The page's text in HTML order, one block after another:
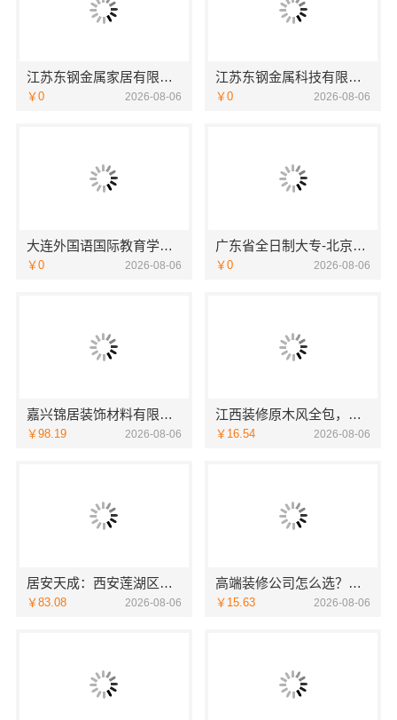
江苏东钢金属家居有限公司别墅蚀刻工艺装饰工程报价
￥0 2026-08-06
江苏东钢金属科技有限公司不锈钢浴室柜厂家怎么样
￥0 2026-08-06
大连外国语国际教育学院航空职教学校地址欢迎咨询
￥0 2026-08-06
广东省全日制大专-北京理工大学珠海学院继续教育学院
￥0 2026-08-06
嘉兴锦居装饰材料有限公司桐乡市旧房翻新室内设计公司
￥98.19 2026-08-06
江西装修原木风全包，江西尚宅尚品新型环保材料有限公司省心无忧装修
￥16.54 2026-08-06
居安天成：西安莲湖区专业家装平层，自有施工队
￥83.08 2026-08-06
高端装修公司怎么选？南京市创亿讯品质装修优选
￥15.63 2026-08-06